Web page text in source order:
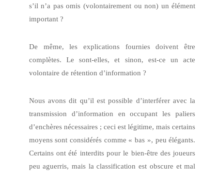
s’il n’a pas omis (volontairement ou non) un élément
important ?
De même, les explications fournies doivent être
complètes. Le sont-elles, et sinon, est-ce un acte
volontaire de rétention d’information ?
Nous avons dit qu’il est possible d’interférer avec la
transmission d’information en occupant les paliers
d’enchères nécessaires ; ceci est légitime, mais certains
moyens sont considérés comme « bas », peu élégants.
Certains ont été interdits pour le bien-être des joueurs
peu aguerris, mais la classification est obscure et mal